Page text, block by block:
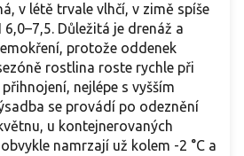
v létě trvale vlhčí, v zimě spíše
Důležitá je drenáž a
protože oddenek
rostlina roste rychle při
nejlépe s vyšším
se provádí po odeznění
u kontejnerovaných
namrzají už kolem -2 °C a